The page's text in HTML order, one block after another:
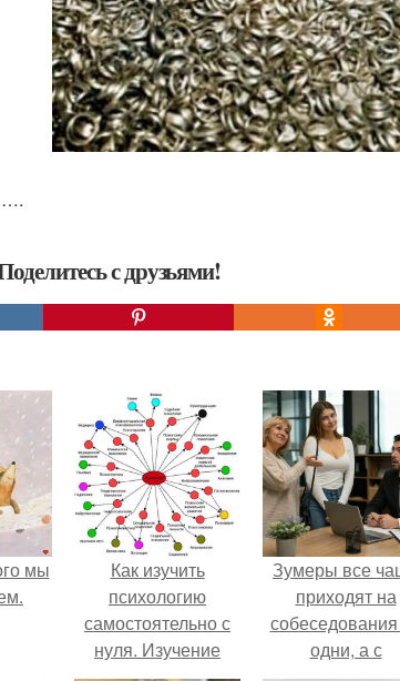
….
с друзьями!
мы
Как изучить
психологию
самостоятельно с
нуля. Изучение
Зумеры все
приходят на
одни, а с